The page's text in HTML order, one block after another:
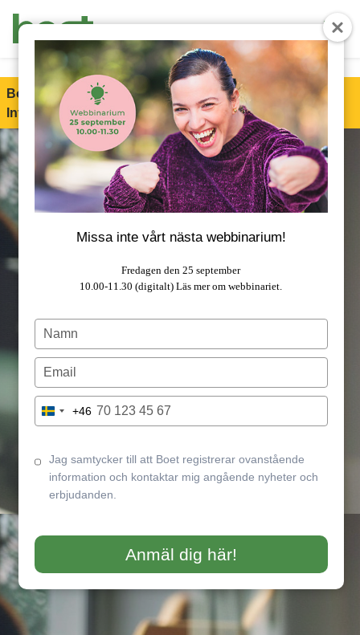
Missa inte vårt nästa webbinarium!
Fredagen den 25 september
10.00-11.30 (digitalt) Läs mer om webbinariet.
Type
your
name
Type
your
email
Type
your
number
Sweden
+46
Jag samtycker till att Boet registrerar ovanstående
information och kontaktar mig angående nyheter och
erbjudanden.
Anmäl dig här!
Boet är stolt partner till Special Olympics Sweden
Invitational Games 2026!
Läs mer om samarbetet.